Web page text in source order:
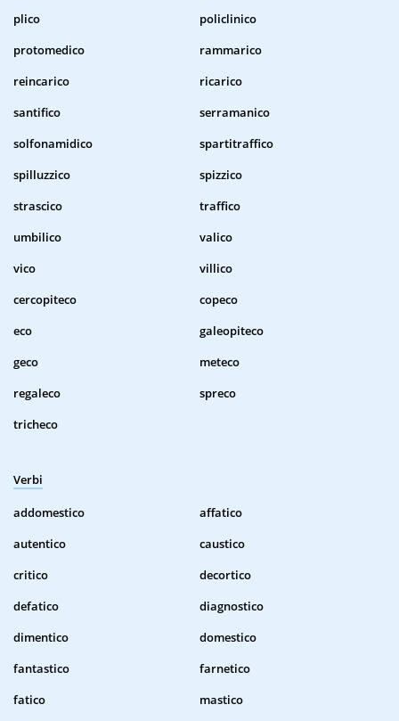
plico
policlinico
protomedico
rammarico
reincarico
ricarico
santifico
serramanico
solfonamidico
spartitraffico
spilluzzico
spizzico
strascico
traffico
umbilico
valico
vico
villico
cercopiteco
copeco
eco
galeopiteco
geco
meteco
regaleco
spreco
tricheco
Verbi
addomestico
affatico
autentico
caustico
critico
decortico
defatico
diagnostico
dimentico
domestico
fantastico
farnetico
fatico
mastico